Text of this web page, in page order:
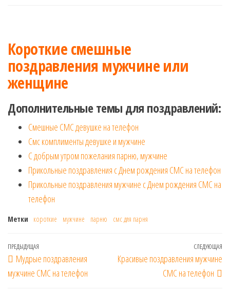
Короткие смешные
поздравления мужчине или
женщине
Дополнительные темы для поздравлений:
Смешные СМС девушке на телефон
Смс комплименты девушке и мужчине
С добрым утром пожелания парню, мужчине
Прикольные поздравления с Днем рождения СМС на телефон
Прикольные поздравления мужчине с Днем рождения СМС на
телефон
Метки короткие мужчине парню смс для парня
Навигация
по
записям
Предыдущая
запись
ПРЕДЫДУЩАЯ
Мудрые поздравления
мужчине СМС на телефон
СЛЕДУЮЩАЯ
Красивые поздравления мужчине
СМС на телефон